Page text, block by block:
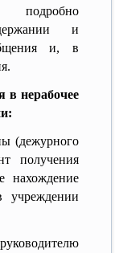
подробно
и
и, в
нерабочее
(дежурного
получения
нахождение
учреждении